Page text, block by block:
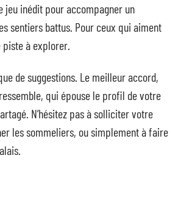
jeu inédit pour accompagner un
sentiers battus. Pour ceux qui aiment
piste à explorer.
de suggestions. Le meilleur accord,
qui épouse le profil de votre
N’hésitez pas à solliciter votre
les sommeliers, ou simplement à faire